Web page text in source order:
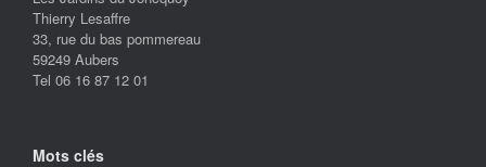
Thierry Lesaffre
33, rue du bas pommereau
59249 Aubers
Tel 06 16 87 12 01
Mots clés